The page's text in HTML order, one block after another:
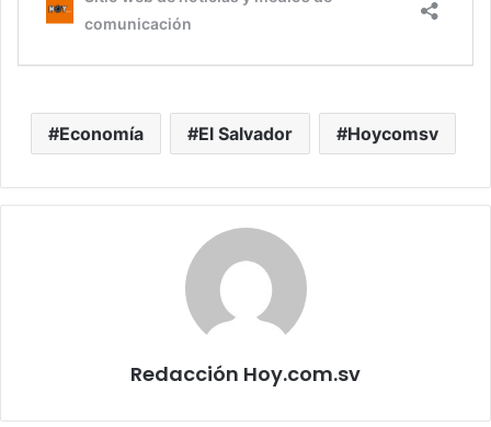
Economía El Salvador Hoycomsv
Redacción Hoy.com.sv